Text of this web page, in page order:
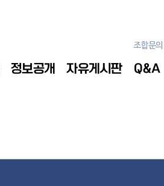
조합문의
정보공개 자유게시판 Q&A